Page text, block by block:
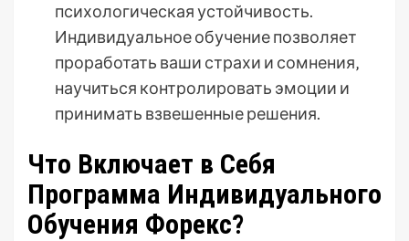
психологическая устойчивость.
Индивидуальное обучение позволяет
проработать ваши страхи и сомнения‚
научиться контролировать эмоции и
принимать взвешенные решения.
Что Включает в Себя
Программа Индивидуального
Обучения Форекс?